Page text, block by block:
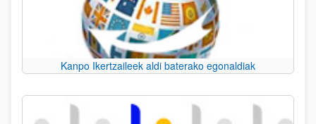
Kanpo Ikertzaileek aldi baterako egonaldiak